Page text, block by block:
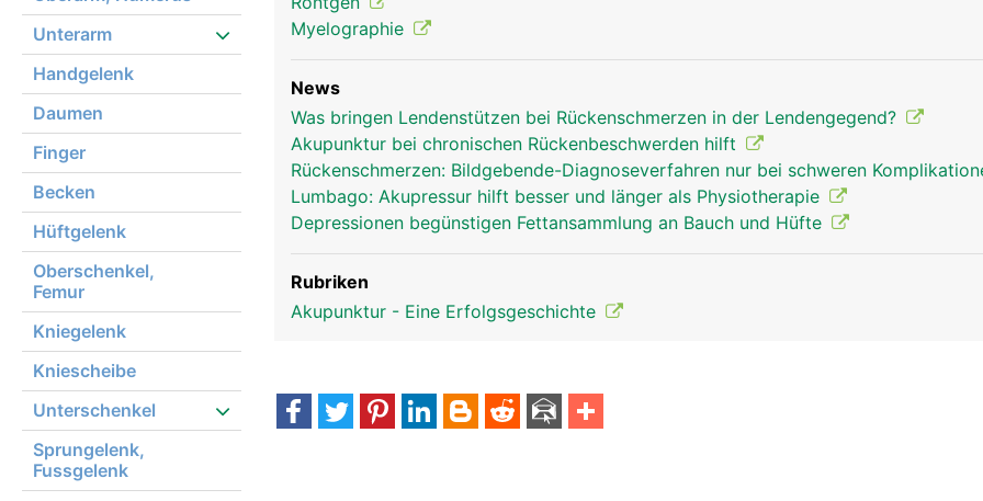
Unterarm
Handgelenk
Daumen
Finger
Becken
Hüftgelenk
Oberschenkel,
Femur
Kniegelenk
Kniescheibe
Unterschenkel
Sprungelenk,
Fussgelenk
Myelographie
News
Was bringen Lendenstützen bei Rückenschmerzen in der Lendengegend?
Akupunktur bei chronischen Rückenbeschwerden hilft
Rückenschmerzen: Bildgebende-Diagnoseverfahren nur bei schweren
Lumbago: Akupressur hilft besser und länger als Physiotherapie
Depressionen begünstigen Fettansammlung an Bauch und Hüfte
Rubriken
Akupunktur - Eine Erfolgsgeschichte